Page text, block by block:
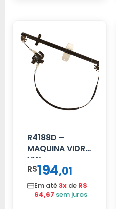
R4188D –
MAQUINA VIDRO
VW
CONSTELLATION
MANUAL LD
R$194,01
Em até3x de R$
64,67 sem juros